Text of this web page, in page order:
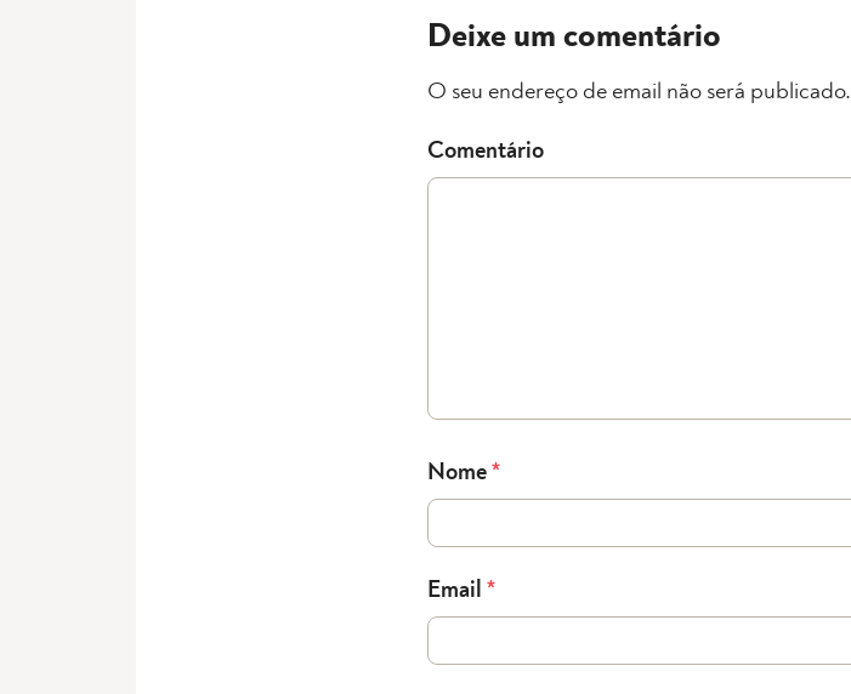
Deixe um comentário
O seu endereço de email não será publicado.
Comentário
Nome *
Email *